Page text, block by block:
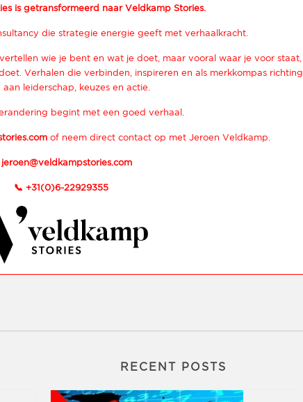
is getransformeerd naar Veldkamp Stories.
die strategie energie geeft met verhaalkracht.
wie je bent en wat je doet, maar vooral waar je voor staat,
Verhalen die verbinden, inspireren en als merkkompas richting
aan leiderschap, keuzes en actie.
begint met een goed verhaal.
of neem direct contact op met Jeroen Veldkamp.
jeroen@veldkampstories.com
📞 +31(0)6-22929355
RECENT POSTS